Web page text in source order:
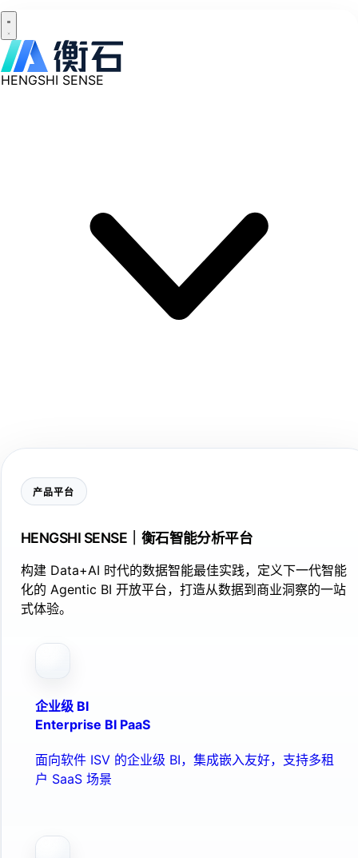
HENGSHI SENSE
产品平台
HENGSHI SENSE｜衡石智能分析平台
构建 Data+AI 时代的数据智能最佳实践，定义下一代智能
化的 Agentic BI 开放平台，打造从数据到商业洞察的一站
式体验。
企业级 BI
Enterprise BI PaaS
面向软件 ISV 的企业级 BI，集成嵌入友好，支持多租
户 SaaS 场景